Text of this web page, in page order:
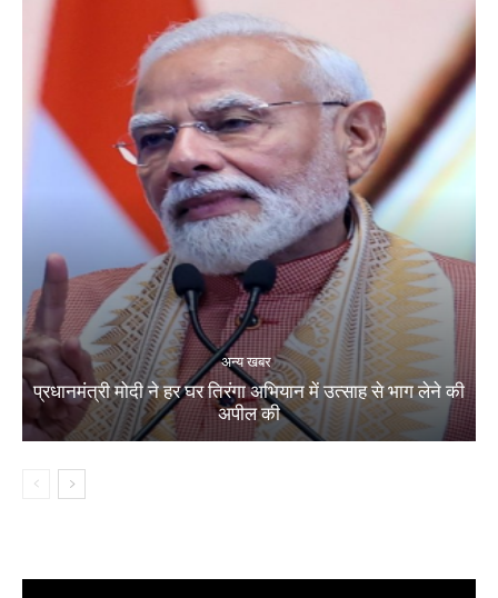
अन्य खबर
प्रधानमंत्री मोदी ने हर घर तिरंगा अभियान में उत्साह से भाग लेने की
अपील की